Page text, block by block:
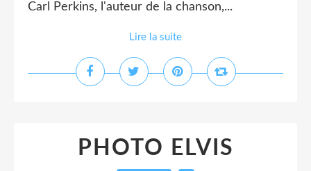
Carl Perkins, l'auteur de la chanson,...
Lire la suite
PHOTO ELVIS